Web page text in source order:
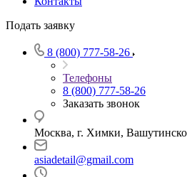
Подать заявку
8 (800) 777-58-26
Телефоны
8 (800) 777-58-26
Заказать звонок
Москва, г. Химки,
asiadetail@gmail.com